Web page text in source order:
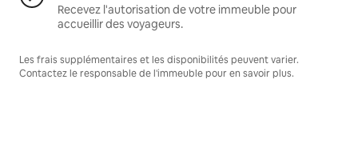
Recevez l'autorisation de votre immeuble pour
accueillir des voyageurs.
Les frais supplémentaires et les disponibilités peuvent varier.
Contactez le responsable de l'immeuble pour en savoir plus.